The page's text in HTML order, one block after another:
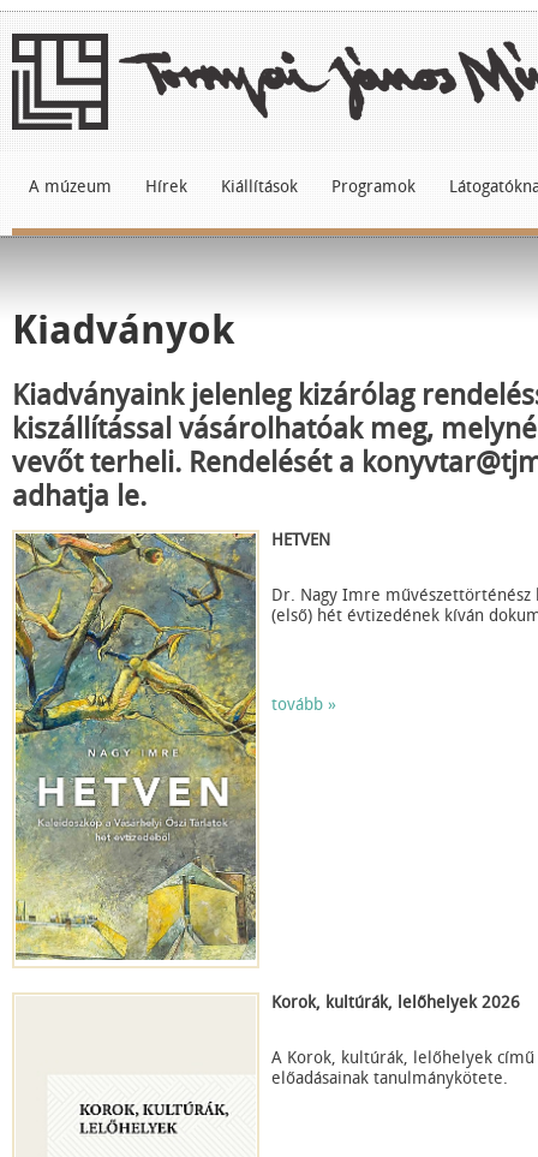
A múzeum Hírek Kiállítások Programok
Kiadványok
Kiadványaink jelenleg kizárólag
kiszállítással vásárolhatóak meg,
vevőt terheli. Rendelését a
adhatja le.
HETVEN
Dr. Nagy Imre művészettörténész
(első) hét évtizedének kíván
tovább »
Korok, kultúrák, lelőhelyek 2026
A Korok, kultúrák, lelőhelyek
előadásainak tanulmánykötete.